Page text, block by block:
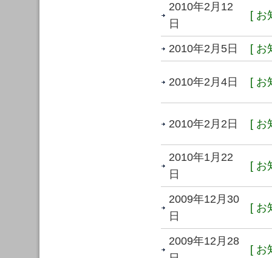
2010年2月12
日
[ お
2010年2月5日 [ お
2010年2月4日 [ お
2010年2月2日 [ お
2010年1月22
日
[ お
2009年12月30
日
[ お
2009年12月28
[ お